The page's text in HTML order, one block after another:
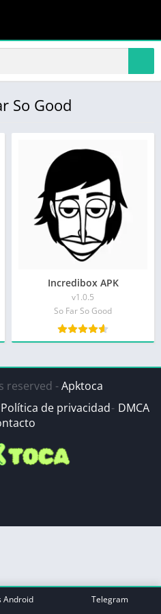
So Good
Incredibox APK
v1.0.5
So Far So Good
reserved -Apktoca
Política de privacidad DMCA
Android Telegram